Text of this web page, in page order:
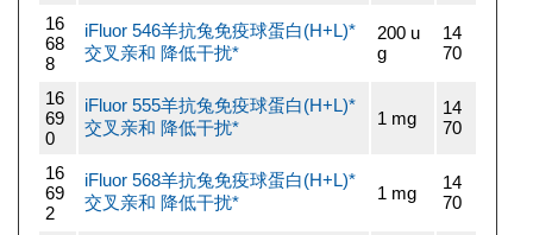
16
68
8
iFluor 546羊抗兔免疫球蛋白(H+L)*
交叉亲和 降低干扰*
200 u
g
14
70
16
69
0
iFluor 555羊抗兔免疫球蛋白(H+L)*
交叉亲和 降低干扰*
1 mg
14
70
16
69
2
iFluor 568羊抗兔免疫球蛋白(H+L)*
交叉亲和 降低干扰*
1 mg
14
70